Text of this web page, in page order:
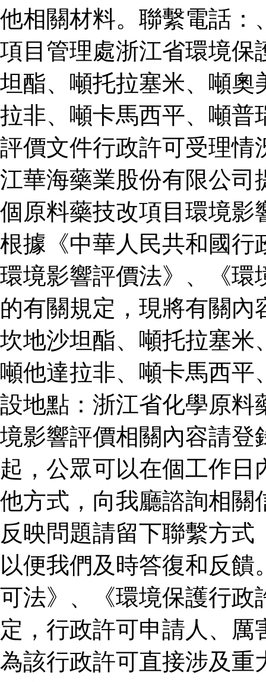
他相關材料。聯繫電話：
項目管理處浙江省環境保
坦酯、噸托拉塞米、噸奧
拉非、噸卡馬西平、噸普
評價文件行政許可受理情
江華海藥業股份有限公司
個原料藥技改項目環境影
根據《中華人民共和國行
環境影響評價法》、《環
的有關規定，現將有關
坎地沙坦酯、噸托拉塞米
噸他達拉非、噸卡馬西平
設地點：浙江省化學原料
境影響評價相關內容請登
起，公眾可以在個工作
他方式，向我廳諮詢相關
反映問題請留下聯繫方
以便我們及時答復和反
可法》、《環境保護行政
定，行政許可申請人、
為該行政許可直接涉及重